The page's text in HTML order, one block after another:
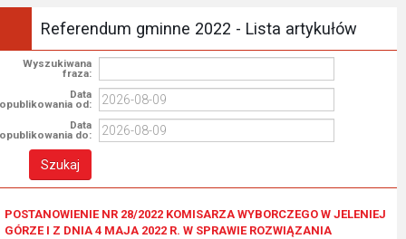
Referendum gminne 2022 - Lista artykułów
Wyszukiwana
fraza:
Data
opublikowania od:
Data
opublikowania do:
POSTANOWIENIE NR 28/2022 KOMISARZA WYBORCZEGO W JELENIEJ
GÓRZE I Z DNIA 4 MAJA 2022 R. W SPRAWIE ROZWIĄZANIA